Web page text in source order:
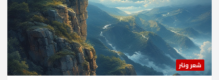
شعر ونثر